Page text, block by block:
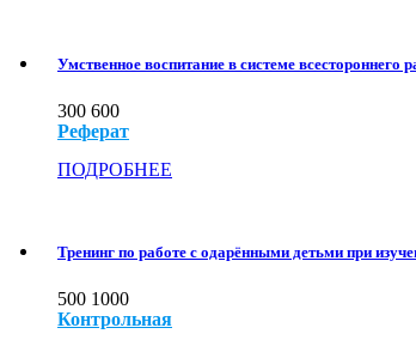
Умственное воспитание в системе всестороннего
300 600
Реферат
ПОДРОБНЕЕ
Тренинг по работе с одарёнными детьми при
500 1000
Контрольная